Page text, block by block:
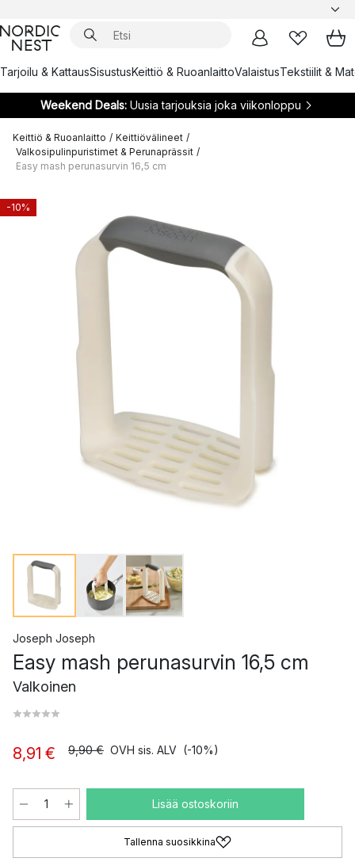
Tarjoilu & KattausSisustusKeittiö & RuoanlaittoValaistusTekstiilit &
Weekend Deals:Uusia tarjouksia joka viikonloppu
Keittiö & Ruoanlaitto / Keittiövälineet /
Valkosipulinpuristimet & Perunaprässit /
Easy mash perunasurvin 16,5 cm
-10%
Joseph Joseph
Easy mash perunasurvin 16,5 cm
Valkoinen
8,91 € 9,90 € OVH sis. ALV (-10%)
Lisää ostoskoriin
Tallenna suosikkina